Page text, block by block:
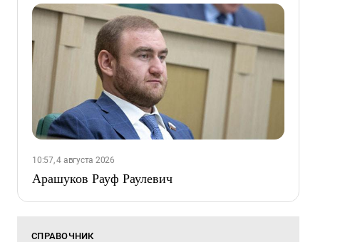
10:57, 4 августа 2026
Арашуков Рауф Раулевич
СПРАВОЧНИК